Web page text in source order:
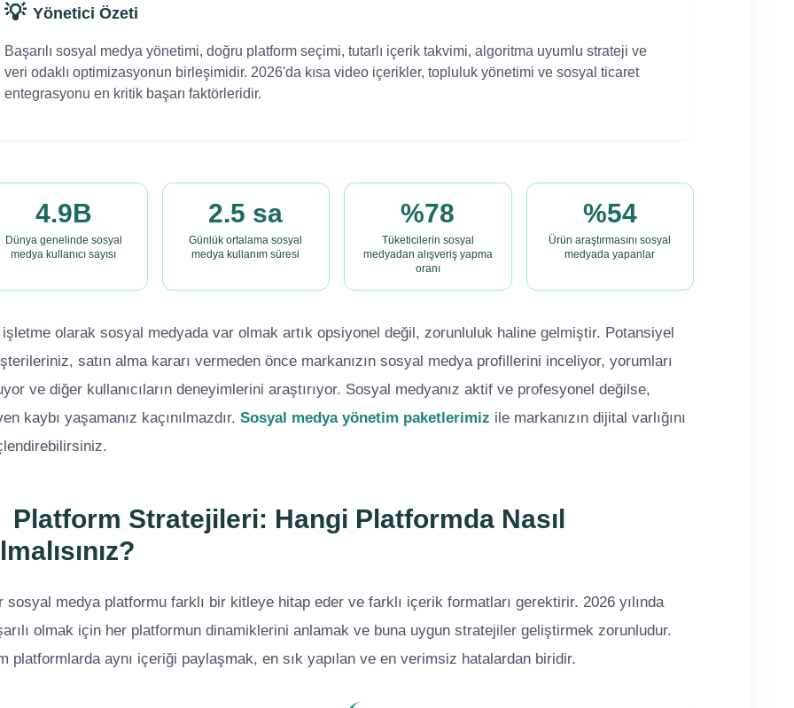
💡 Yönetici Özeti
Başarılı sosyal medya yönetimi, doğru platform seçimi, tutarlı içerik takvimi, algoritma uyumlu strateji ve
veri odaklı optimizasyonun birleşimidir. 2026'da kısa video içerikler, topluluk yönetimi ve sosyal ticaret
entegrasyonu en kritik başarı faktörleridir.
4.9B
Dünya genelinde sosyal
medya kullanıcı sayısı
2.5 sa
Günlük ortalama sosyal
medya kullanım süresi
%78
Tüketicilerin sosyal
medyadan alışveriş yapma
oranı
%54
Ürün araştırmasını sosyal
medyada yapanlar
olarak sosyal medyada var olmak artık opsiyonel değil, zorunluluk haline gelmiştir. Potansiyel
satın alma kararı vermeden önce markanızın sosyal medya profillerini inceliyor, yorumları
ve diğer kullanıcıların deneyimlerini araştırıyor. Sosyal medyanız aktif ve profesyonel değilse,
kaybı yaşamanız kaçınılmazdır. Sosyal medya yönetim paketlerimiz ile markanızın dijital varlığını
Platform Stratejileri: Hangi Platformda Nasıl
sosyal medya platformu farklı bir kitleye hitap eder ve farklı içerik formatları gerektirir. 2026 yılında
olmak için her platformun dinamiklerini anlamak ve buna uygun stratejiler geliştirmek zorunludur.
platformlarda aynı içeriği paylaşmak, en sık yapılan ve en verimsiz hatalardan biridir.